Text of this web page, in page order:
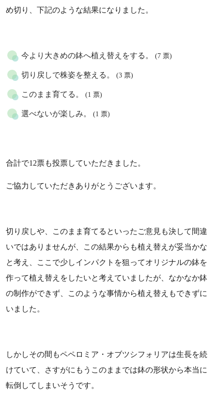
め切り、下記のような結果になりました。
今より大きめの鉢へ植え替えをする。(7 票)
切り戻しで株姿を整える。(3 票)
このまま育てる。(1 票)
選べないが楽しみ。(1 票)
合計で12票も投票していただきました。
ご協力していただきありがとうございます。
切り戻しや、このまま育てるといったご意見も決して間違
いではありませんが、この結果からも植え替えが妥当かな
と考え、ここで少しインパクトを狙ってオリジナルの鉢を
作って植え替えをしたいと考えていましたが、なかなか鉢
の制作ができず、このような事情から植え替えもできずに
いました。
しかしその間もペペロミア・オブツシフォリアは生長を続
けていて、さすがにもうこのままでは鉢の形状から本当に
転倒してしまいそうです。